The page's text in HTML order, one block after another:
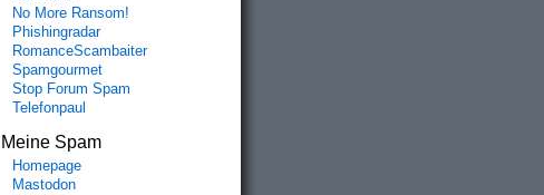
No More Ransom!
Phishingradar
RomanceScambaiter
Spamgourmet
Stop Forum Spam
Telefonpaul
Meine Spam
Homepage
Mastodon